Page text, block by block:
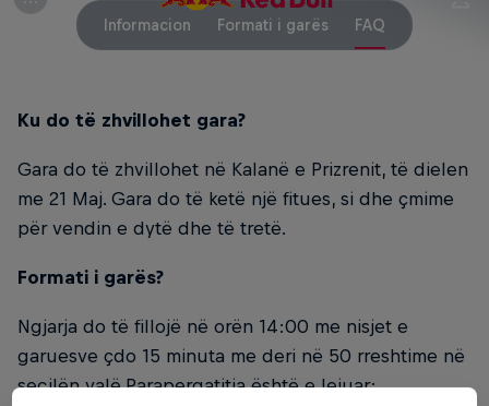
Informacion Formati i garës FAQ
Ku do të zhvillohet gara?
Gara do të zhvillohet në Kalanë e Prizrenit, të dielen
me 21 Maj. Gara do të ketë një fitues, si dhe çmime
për vendin e dytë dhe të tretë.
Formati i garës?
Ngjarja do të fillojë në orën 14:00 me nisjet e
garuesve çdo 15 minuta me deri në 50 rreshtime në
secilën valë.Parapergatitja është e lejuar;